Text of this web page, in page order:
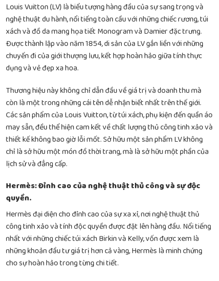
Louis Vuitton (LV) là biểu tượng hàng đầu của sự sang trọng và
nghệ thuật du hành, nổi tiếng toàn cầu với những chiếc rương, túi
xách và đồ da mang họa tiết Monogram và Damier đặc trưng.
Được thành lập vào năm 1854, di sản của LV gắn liền với những
chuyến đi của giới thượng lưu, kết hợp hoàn hảo giữa tính thực
dụng và vẻ đẹp xa hoa.
Thương hiệu này không chỉ dẫn đầu về giá trị và doanh thu mà
còn là một trong những cái tên dễ nhận biết nhất trên thế giới.
Các sản phẩm của Louis Vuitton, từ túi xách, phụ kiện đến quần áo
may sẵn, đều thể hiện cam kết về chất lượng thủ công tinh xảo và
thiết kế không bao giờ lỗi mốt. Sở hữu một sản phẩm LV không
chỉ là sở hữu một món đồ thời trang, mà là sở hữu một phần của
lịch sử và đẳng cấp.
Hermès: Đỉnh cao của nghệ thuật thủ công và sự độc
quyền.
Hermès đại diện cho đỉnh cao của sự xa xỉ, nơi nghệ thuật thủ
công tinh xảo và tính độc quyền được đặt lên hàng đầu. Nổi tiếng
nhất với những chiếc túi xách Birkin và Kelly, vốn được xem là
những khoản đầu tư giá trị hơn cả vàng, Hermès là minh chứng
cho sự hoàn hảo trong từng chi tiết.